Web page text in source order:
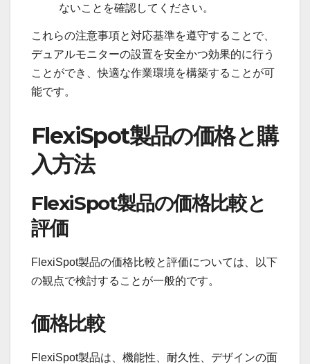
ないことを確認してください。
これらの注意事項と対応基準を遵守することで、
デュアルモニターの設置を安全かつ効果的に行う
ことができ、快適な作業環境を構築することが可
能です。
FlexiSpot製品の価格と購
入方法
FlexiSpot製品の価格比較と
評価
FlexiSpot製品の価格比較と評価については、以下
の観点で検討することが一般的です。
価格比較
FlexiSpot製品は、機能性、耐久性、デザインの面